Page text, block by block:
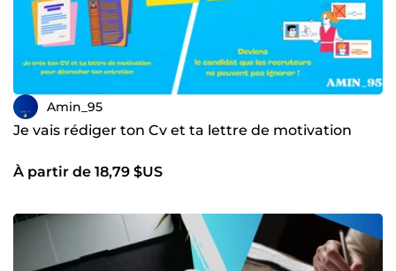
Amin_95
Je vais rédiger ton Cv et ta lettre de motivation
À partir de 18,79 $US